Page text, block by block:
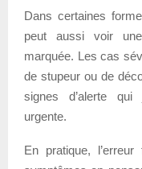
Dans certaines
peut aussi voir
marquée. Les cas
de stupeur ou de
signes d’alerte qui
urgente.
En pratique,